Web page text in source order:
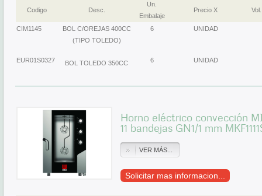
Codigo Desc.
Un.
Embalaje
Precio X Vol.
CIM1145
BOL C/OREJAS 400CC
(TIPO TOLEDO)
6 UNIDAD
EUR01S0327 BOL TOLEDO 350CC 6 UNIDAD
Horno eléctrico convección
11 bandejas GN1/1 mm
VER MÁS...
Solicitar mas informacion...